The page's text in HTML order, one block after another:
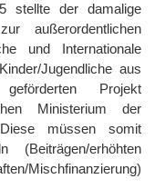
stellte der damalige
außerordentlichen
und Internationale
Jugendliche aus
Projekt
Ministerium der
müssen somit
(Beiträgen/erhöhten
Mischfinanzierung)